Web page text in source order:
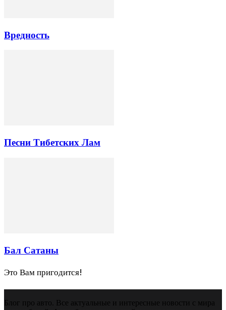
Вредность
Песни Тибетских Лам
Бал Сатаны
Это Вам пригодится!
Блог про авто. Все актуальные и интересные новости с мира